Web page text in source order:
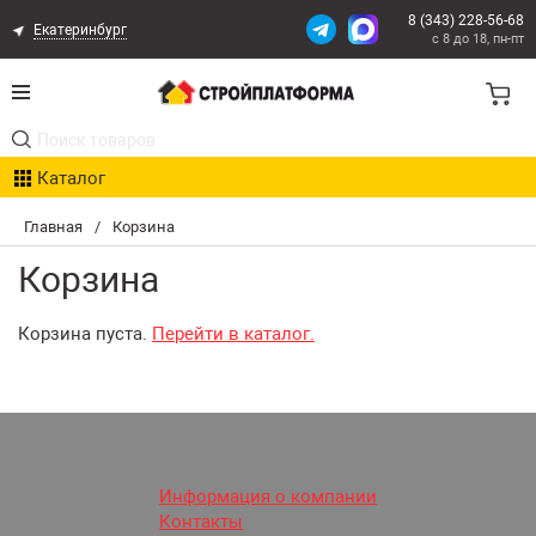
Главная / Корзина
Корзина
Корзина пуста. Перейти в каталог.
Екатеринбург
8 (343) 228-56-68
с 8 до 18, пн-пт
Каталог
Акции
Расчет доставки
Организациям
Оплата и ДоставкаИнформация о компании
Контакты